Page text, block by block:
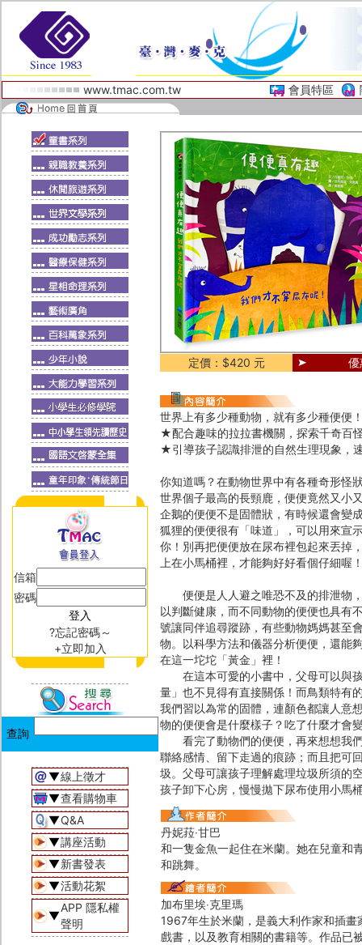
www.tmac.com.tw 會員特區
信箱
密碼
?忘記密碼～
+立即加入
▼線上徵才
▼查看購物車
▼Q&A
▼講座活動
▼新書發表
▼活動花絮
▼
APP 隱私權
聲明
定價：$420 元
世界上有多少種動物，就有多少種便便
★配合趣味的拉拉書機關，探索千奇百
★引導孩子認識排泄的自然生理現象，
你知道嗎？在動物世界中有各種奇形怪
世界個子最高的長頸鹿，便便竟然又小
企鵝的便便不是固體狀，有時候還會變
狐狸的便便很有「味道」，可以用來宣
你！別再把便便放在尿布裡包起來丟掉
上在小馬桶裡，才能夠好好看個仔細喔
便便是人人避之唯恐不及的排泄物，
以判斷健康，而不同動物的便便也具有
號讓同伴追尋蹤跡，有些動物媽媽甚至
物。以科學方法和儀器分析便便，還能
在這一坨坨「黃金」裡！
在這本可愛的小書中，父母可以與孩
量」也不見得有直接關係！而鳥類特有
我們習以為常的固體，連顏色都讓人
物的便便會是什麼樣子？吃了什麼才會
看完了動物們的便便，再來想想我們
聯絡感情、留下走過的痕跡；而且把可
圾。父母可讓孩子理解處理垃圾所須的
孩子卸下心房，慢慢拋下尿布使用小馬
丹妮菈‧甘巴
和一隻金魚一起住在米蘭。她在兒童和
和跳舞。
加布里埃‧克里瑪
1967年生於米蘭，是義大利作家和插
戲書，以及教育相關的書籍等。作品已